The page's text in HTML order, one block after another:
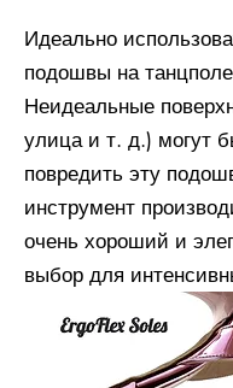
Идеально
подошвы на
Неидеальные
улица и т. д.) могут
повредить эту
инструмент
очень хороший и
выбор для